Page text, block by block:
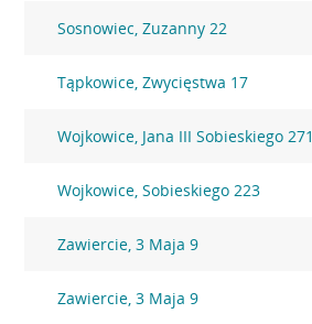
Sosnowiec, Zuzanny 22
Tąpkowice, Zwycięstwa 17
Wojkowice, Jana III Sobieskiego 271
Wojkowice, Sobieskiego 223
Zawiercie, 3 Maja 9
Zawiercie, 3 Maja 9